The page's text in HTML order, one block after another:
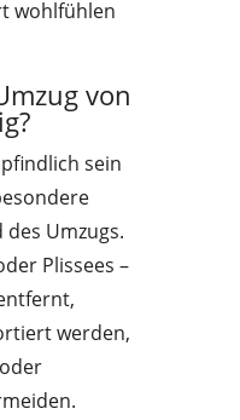
wohlfühlen
von
sein
Umzugs.
Plissees –
werden,